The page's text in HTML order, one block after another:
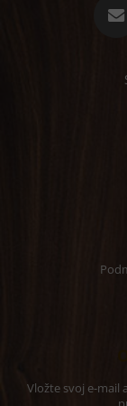
Vložte svoj e-mail